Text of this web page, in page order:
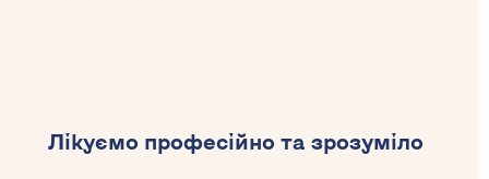
Лікуємо професійно та зрозуміло